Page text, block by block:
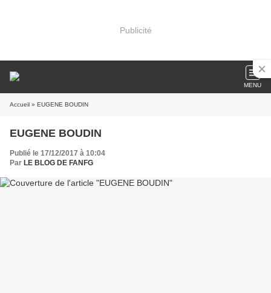
Publicité
MENU
Accueil » EUGENE BOUDIN
EUGENE BOUDIN
Publié le 17/12/2017 à 10:04
Par LE BLOG DE FANFG